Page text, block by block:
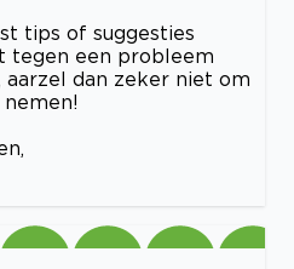
tips of suggesties
tegen een probleem
aarzel dan zeker niet om